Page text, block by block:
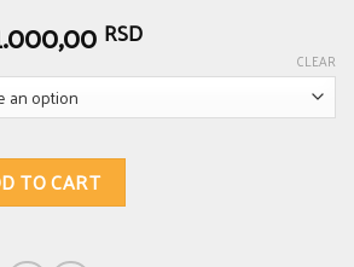
RSD
CLEAR
peruti i opadanja jako masne kose. Protiv
TO CART